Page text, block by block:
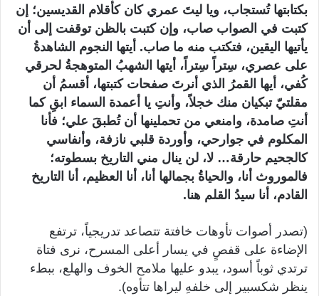
بكتابتها تُستجاب، ويا ليتَ عمري كان كأقلام القديسين؛ إن
كتبت في الصواب صاب، وإن كتبت بالظن توقفت إلى أن
يأتيها اليقين، فتكتب منه ما صاب. أيتها النجوم الشاهدةُ
على عصري، سِتراً سِتراً، أيتها الشهبُ المتوهجةُ لحرقي
كُفي، أيها القمرُ الذي أنرتَ صفحات كتبتها، أقسمُ أن
مقلتيّ تبكيان منك خجلاً، وأنتِ يا أعمدة السماء ابقِ كما
أنتِ صامدة، وامنعي من تحملينها أن تُطبقَ علي؛ فأنا
المكلوم في جوارحي، وأوردة قلبي نازفة، وأنفاسي
كالجحيم حارقة… لا، لن ينال مني التاريخ بسطوته؛
فالموروث أنا، والحياةُ بجمالها أنا، أنا العظيم، أنا التاريخ
القادم، أنا سيدُ القلم هنا.
(تصدر أصوات تأوهات خافتة تتصاعد تدريجياً، ترتفع
الإضاءة على قفصٍ في يسار أعلى المسرح، نرى فتاة
ترتدي ثوباً أسود، يبدو عليها ملامح الخوف والهلع، ببطء
ينظر شكسبير إلى خلفهِ ليراها تتأوه).